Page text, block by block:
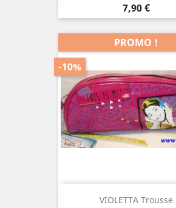
Prix
7,90 €
VIOLETTA Trousse
-10%
PROMO !